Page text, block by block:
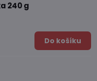
240 g
Do košíku